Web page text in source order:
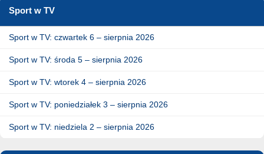
Sport w TV
Sport w TV: czwartek 6 – sierpnia 2026
Sport w TV: środa 5 – sierpnia 2026
Sport w TV: wtorek 4 – sierpnia 2026
Sport w TV: poniedziałek 3 – sierpnia 2026
Sport w TV: niedziela 2 – sierpnia 2026